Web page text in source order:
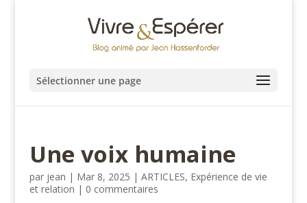
Sélectionner une page
Une voix humaine
par jean | Mar 8, 2025 | ARTICLES, Expérience de vie
et relation | 0 commentaires